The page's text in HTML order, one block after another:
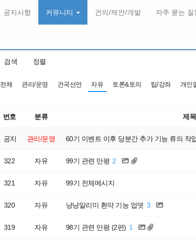
공지사항 커뮤니티 건의/제안/개발 자주 묻는 질
검색 정렬
전체 관리/운영 건국선언 자유 토론&토의 팁/강좌 개인
번호 분류 제목
공지 관리/운영 60기 이벤트 이후 당분간 추가 기능 류의 작
322 자유 99기 관련 만평 2
321 자유 99기 전체메시지
320 자유 냥냥알리미 환약 기능 업뎃 3
319 자유 98기 관련 만평 (2편) 1